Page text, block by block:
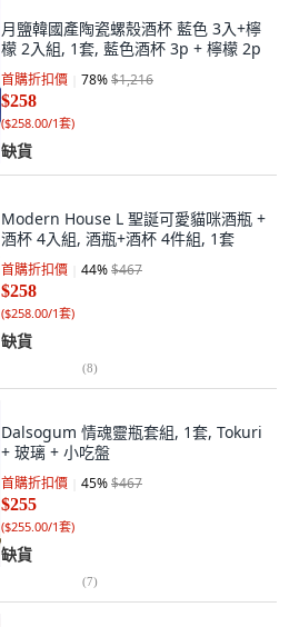
月鹽韓國產陶瓷螺殼酒杯 藍色 3入+檸
檬 2入組, 1套, 藍色酒杯 3p + 檸檬 2p
首購折扣價 78%$1,216
$258
($258.00/1套)
缺貨
Modern House L 聖誕可愛貓咪酒瓶 +
酒杯 4入組, 酒瓶+酒杯 4件組, 1套
首購折扣價 44%$467
$258
($258.00/1套)
缺貨
(8)
Dalsogum 情魂靈瓶套組, 1套, Tokuri
+ 玻璃 + 小吃盤
首購折扣價 45%$467
$255
($255.00/1套)
缺貨
(7)